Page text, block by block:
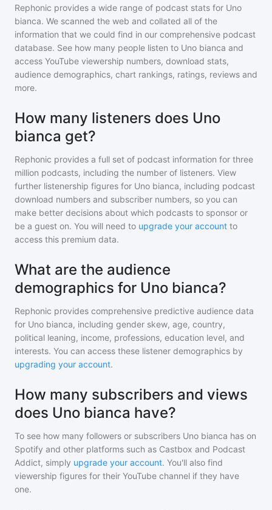
Rephonic provides a wide range of podcast stats for Uno
bianca. We scanned the web and collated all of the
information that we could find in our comprehensive podcast
database. See how many people listen to Uno bianca and
access YouTube viewership numbers, download stats,
audience demographics, chart rankings, ratings, reviews and
more.
How many listeners does Uno
bianca get?
Rephonic provides a full set of podcast information for three
million podcasts, including the number of listeners. View
further listenership figures for Uno bianca, including podcast
download numbers and subscriber numbers, so you can
make better decisions about which podcasts to sponsor or
be a guest on. You will need to upgrade your account to
access this premium data.
What are the audience
demographics for Uno bianca?
Rephonic provides comprehensive predictive audience data
for Uno bianca, including gender skew, age, country,
political leaning, income, professions, education level, and
interests. You can access these listener demographics by
upgrading your account.
How many subscribers and views
does Uno bianca have?
To see how many followers or subscribers Uno bianca has on
Spotify and other platforms such as Castbox and Podcast
Addict, simply upgrade your account. You'll also find
viewership figures for their YouTube channel if they have
one.